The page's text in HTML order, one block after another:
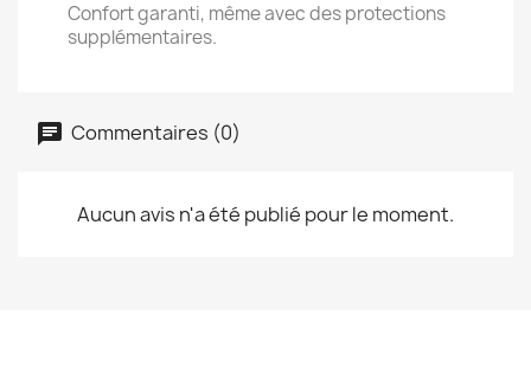
Confort garanti, même avec des protections
supplémentaires.
Commentaires (0)
Aucun avis n'a été publié pour le moment.